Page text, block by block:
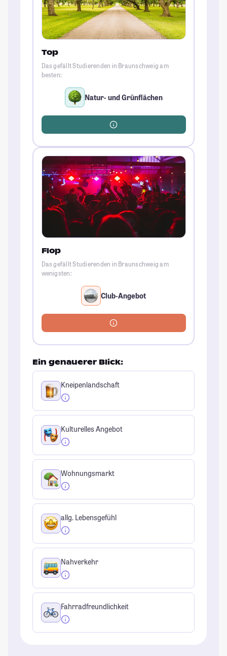
Top
Das gefällt Studierenden in Braunschweig am
besten:
Natur- und Grünflächen
Flop
Das gefällt Studierenden in Braunschweig am
wenigsten:
Club-Angebot
Ein genauerer Blick:
Kneipenlandschaft
Kulturelles Angebot
Wohnungsmarkt
allg. Lebensgefühl
Nahverkehr
Fahrradfreundlichkeit